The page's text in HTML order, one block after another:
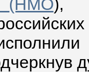
(НМО),